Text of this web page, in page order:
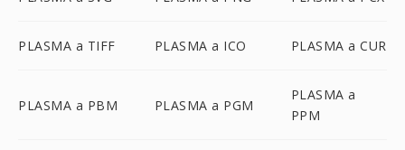
PLASMA a TIFF PLASMA a ICO PLASMA a CUR
PLASMA a PBM PLASMA a PGM
PLASMA a
PPM